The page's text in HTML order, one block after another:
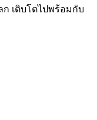
เติบโตไปพร้อมกับ